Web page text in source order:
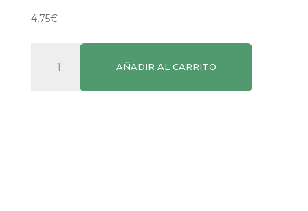
4,75€
Almendra
AÑADIR AL CARRITO